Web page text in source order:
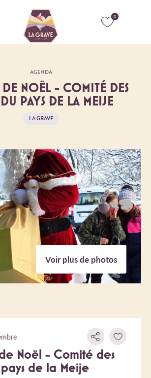
0
AGENDA
NOËL - COMITÉ DES
DU PAYS DE LA MEIJE
LA GRAVE
Voir plus de photos
Noël - Comité des
de la Meije